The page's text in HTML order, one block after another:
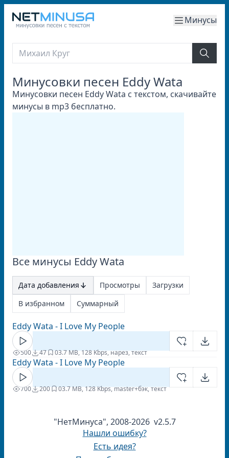
Минусы
Минусовки песен Eddy Wata
Минусовки песен Eddy Wata с текстом, скачивайте
минусы в mp3 бесплатно.
Все минусы Eddy Wata
Дата добавления Просмотры
Загрузки
В избранном
Суммарный
Eddy Wata - I Love My People
500 47 03.7 MB, 128 Kbps, нарез, текст
Eddy Wata - I Love My People
700 200 03.7 MB, 128 Kbps, master+бэк, текст
"НетМинуса", 2008-2026 v2.5.7
Нашли ошибку?
Есть идея?